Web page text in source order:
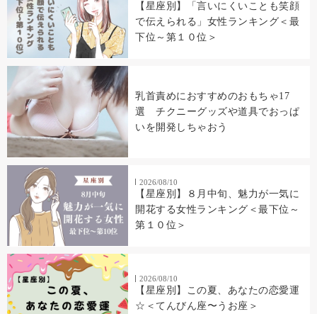
【星座別】「言いにくいことも笑顔
で伝えられる」女性ランキング＜最
下位～第１０位＞
乳首責めにおすすめのおもちゃ17
選 チクニーグッズや道具でおっぱ
いを開発しちゃおう
2026/08/10
【星座別】８月中旬、魅力が一気に
開花する女性ランキング＜最下位～
第１０位＞
2026/08/10
【星座別】この夏、あなたの恋愛運
☆＜てんびん座〜うお座＞